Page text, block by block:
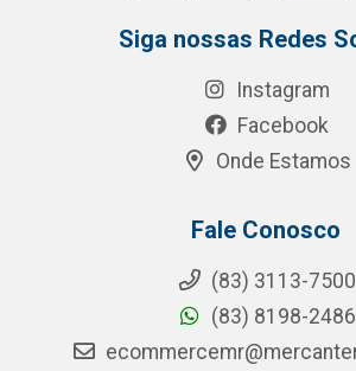
Siga nossas Redes
Instagram
Facebook
Onde Estamos
Fale Conosco
(83) 3113-7500
(83) 8198-2486